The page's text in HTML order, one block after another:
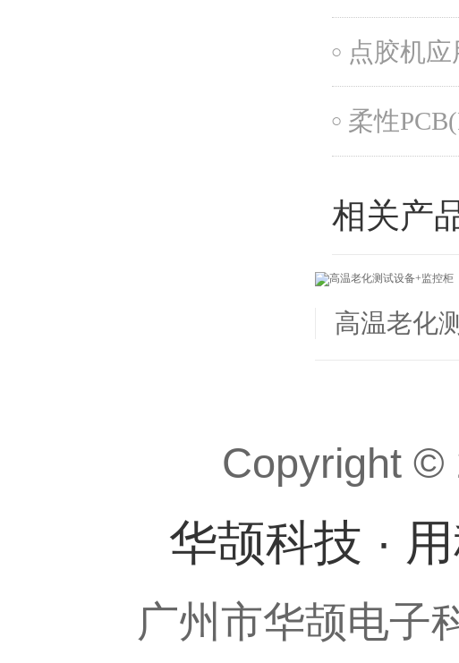
点胶机应
相关产
高温老化
Copyright ©
华颉科技 ·
广州市华颉电子